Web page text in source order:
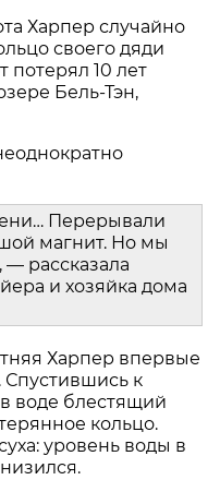
Харпер случайно
своего дяди
потерял 10 лет
Бель-Тэн,
Перерывали
магнит. Но мы
— рассказала
и хозяйка дома
Харпер впервые
Спустившись к
воде блестящий
кольцо.
уровень воды в